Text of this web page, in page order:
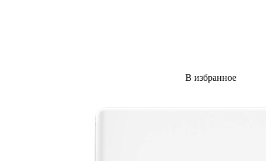
В избранное